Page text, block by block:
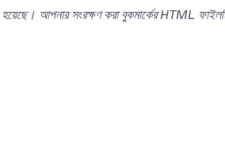
আপনার সংরক্ষণ করা বুকমার্কের HTML